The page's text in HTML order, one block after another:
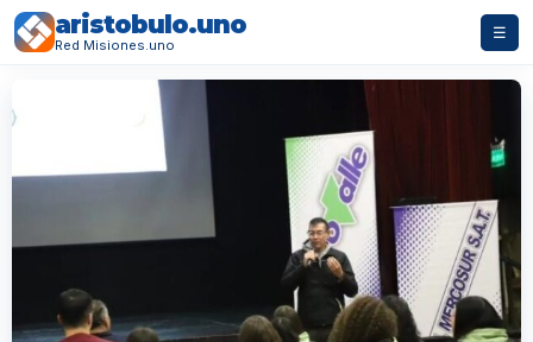
aristobulo.uno
Red Misiones.uno
☰